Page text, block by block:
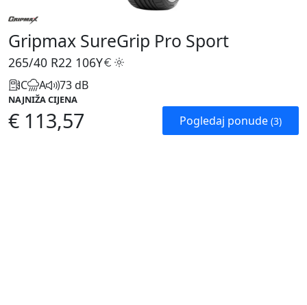
Gripmax SureGrip Pro Sport
265/40 R22 106Y
C A 73 dB
NAJNIŽA CIJENA
€ 113,57 Pogledaj ponude (3)